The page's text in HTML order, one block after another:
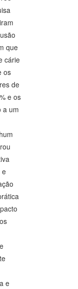
que
cárie
os
de
e os
a um
e
e